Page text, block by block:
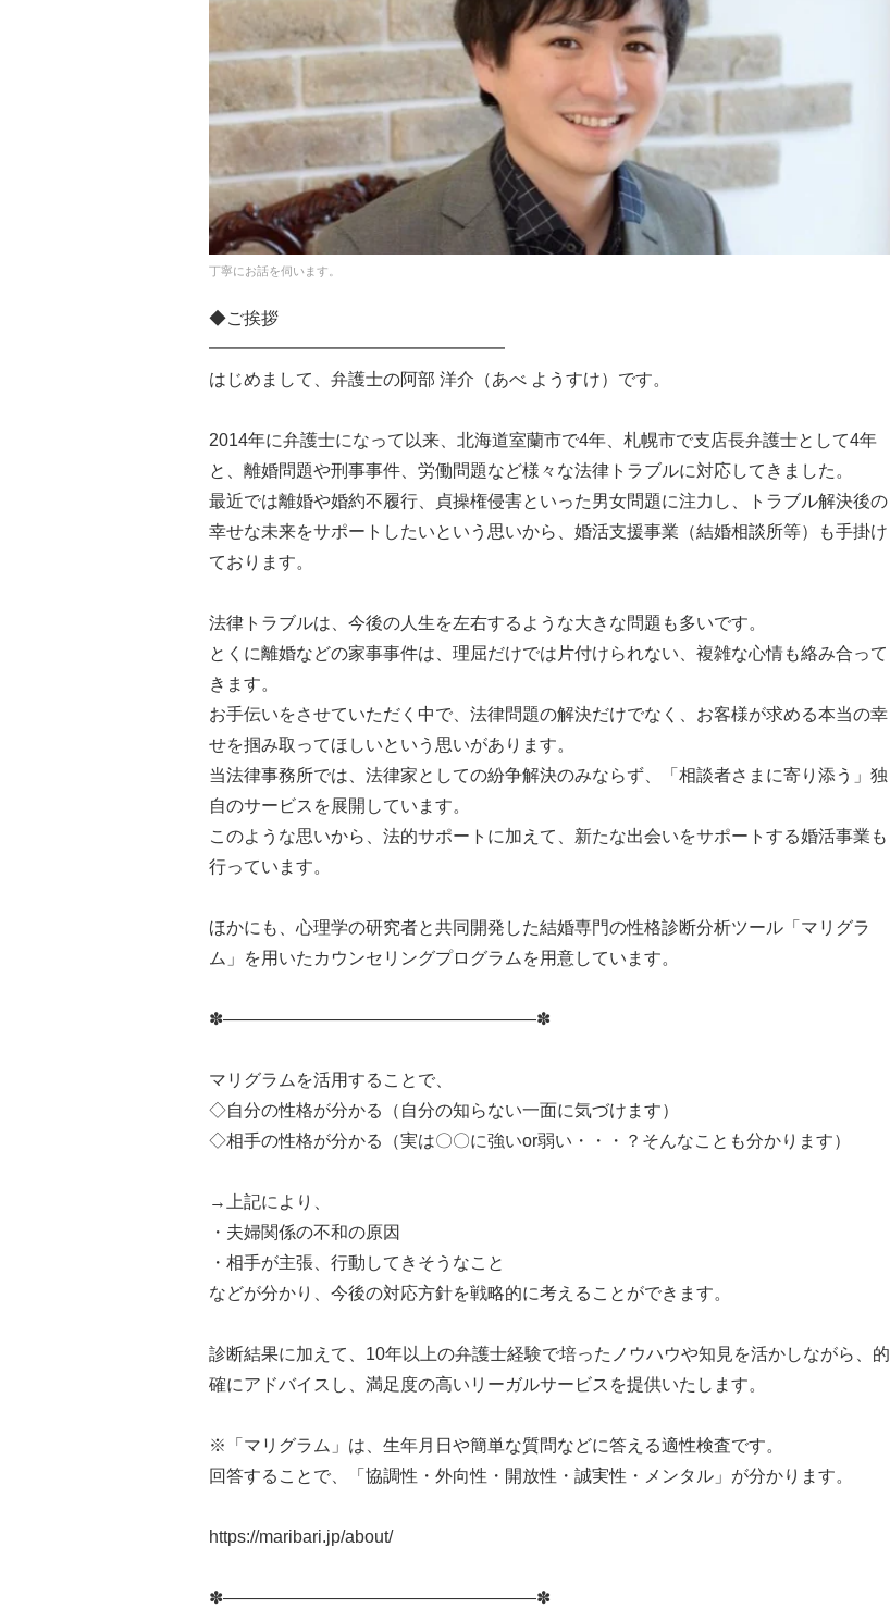
丁寧にお話を伺います。
◆ご挨拶
━━━━━━━━━━━━━━━━━
はじめまして、弁護士の阿部 洋介（あべ ようすけ）です。
2014年に弁護士になって以来、北海道室蘭市で4年、札幌市で支店長弁護士として4年
と、離婚問題や刑事事件、労働問題など様々な法律トラブルに対応してきました。
最近では離婚や婚約不履行、貞操権侵害といった男女問題に注力し、トラブル解決後の
幸せな未来をサポートしたいという思いから、婚活支援事業（結婚相談所等）も手掛け
ております。
法律トラブルは、今後の人生を左右するような大きな問題も多いです。
とくに離婚などの家事事件は、理屈だけでは片付けられない、複雑な心情も絡み合って
きます。
お手伝いをさせていただく中で、法律問題の解決だけでなく、お客様が求める本当の幸
せを掴み取ってほしいという思いがあります。
当法律事務所では、法律家としての紛争解決のみならず、「相談者さまに寄り添う」独
自のサービスを展開しています。
このような思いから、法的サポートに加えて、新たな出会いをサポートする婚活事業も
行っています。
ほかにも、心理学の研究者と共同開発した結婚専門の性格診断分析ツール「マリグラ
ム」を用いたカウンセリングプログラムを用意しています。
✽——————————————————✽
マリグラムを活用することで、
◇自分の性格が分かる（自分の知らない一面に気づけます）
◇相手の性格が分かる（実は〇〇に強いor弱い・・・？そんなことも分かります）
→上記により、
・夫婦関係の不和の原因
・相手が主張、行動してきそうなこと
などが分かり、今後の対応方針を戦略的に考えることができます。
診断結果に加えて、10年以上の弁護士経験で培ったノウハウや知見を活かしながら、的
確にアドバイスし、満足度の高いリーガルサービスを提供いたします。
※「マリグラム」は、生年月日や簡単な質問などに答える適性検査です。
回答することで、「協調性・外向性・開放性・誠実性・メンタル」が分かります。
https://maribari.jp/about/
✽——————————————————✽